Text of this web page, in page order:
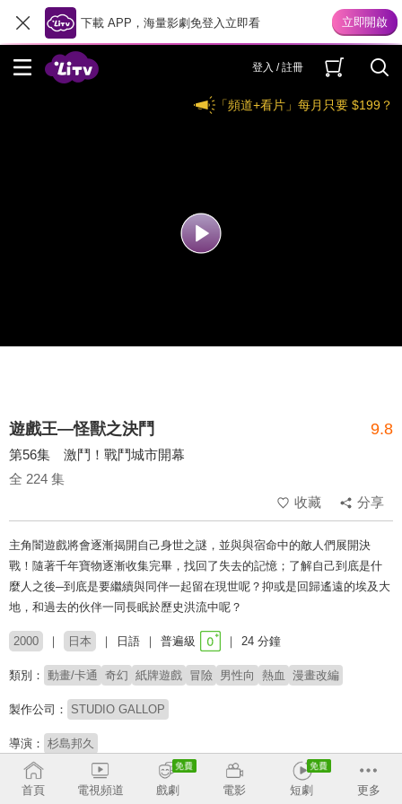
下載 APP，海量影劇免登入立即看
登入 / 註冊
「頻道+看片」每月只要 $199？
遊戲王—怪獸之決鬥 9.8
第56集 激鬥！戰鬥城市開幕
全 224 集
收藏
分享
主角闇遊戲將會逐漸揭開自己身世之謎，並與與宿命中的敵人們展開決
戰！隨著千年寶物逐漸收集完畢，找回了失去的記憶；了解自己到底是什
麼人之後─到底是要繼續與同伴一起留在現世呢？抑或是回歸遙遠的埃及大
地，和過去的伙伴一同長眠於歷史洪流中呢？
2000 日本 日語 普遍級 24 分鐘
類別： 動畫/卡通 奇幻 紙牌遊戲 冒險 男性向 熱血 漫畫改編
製作公司： STUDIO GALLOP
導演： 杉島邦久
配音： 風間俊介 齊藤真紀 近藤孝行 菊池英博 高橋廣樹
津田健次郎 竹内順子 井上遙- 松本梨香
首頁 電視頻道 戲劇 電影 短劇 更多